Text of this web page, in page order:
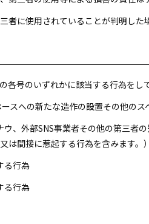
者に使用されていることが判明した
号のいずれかに該当する行為をし
スへの新たな造作の設置その他の
、外部SNS事業者その他の第三者
間接に惹起する行為を含みます。）
る行為
る行為